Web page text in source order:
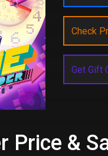
Check
Get Gift
Price &